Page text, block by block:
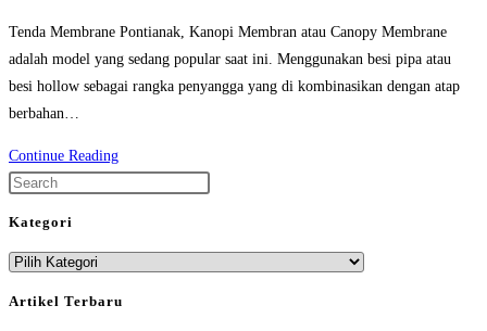
Tenda Membrane Pontianak, Kanopi Membran atau Canopy Membrane
adalah model yang sedang popular saat ini. Menggunakan besi pipa atau
besi hollow sebagai rangka penyangga yang di kombinasikan dengan atap
berbahan…
Continue ReadingTenda
Kategori
Kategori
Artikel Terbaru